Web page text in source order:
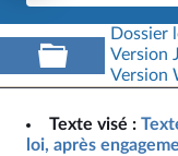
Dossier
Version
Version
Texte visé :
loi, après